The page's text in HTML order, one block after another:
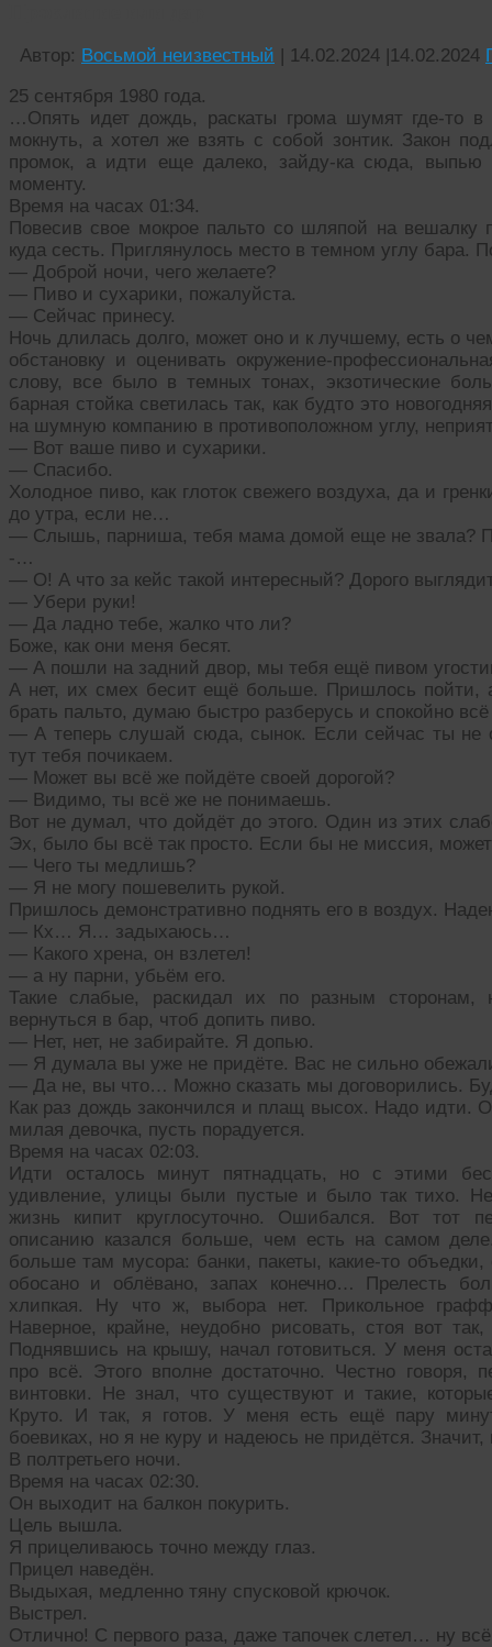
Автор: Восьмой неизвестный | 14.02.2024 |14.02.2024
25 сентября 1980 года.
…Опять идет дождь, раскаты грома шумят где-то
мокнуть, а хотел же взять с собой зонтик. Закон
промок, а идти еще далеко, зайду-ка сюда, выпью
моменту.
Время на часах 01:34.
Повесив свое мокрое пальто со шляпой на вешалку
куда сесть. Приглянулось место в темном углу бара.
— Доброй ночи, чего желаете?
— Пиво и сухарики, пожалуйста.
— Сейчас принесу.
Ночь длилась долго, может оно и к лучшему, есть о
обстановку и оценивать окружение-
слову, все было в темных тонах, экзотические
барная стойка светилась так, как будто это
на шумную компанию в противоположном углу,
— Вот ваше пиво и сухарики.
— Спасибо.
Холодное пиво, как глоток свежего воздуха, да и
до утра, если не…
— Слышь, парниша, тебя мама домой еще не звала?
-…
— О! А что за кейс такой интересный? Дорого
— Убери руки!
— Да ладно тебе, жалко что ли?
Боже, как они меня бесят.
— А пошли на задний двор, мы тебя ещё пивом
А нет, их смех бесит ещё больше. Пришлось пойти,
брать пальто, думаю быстро разберусь и спокойно
— А теперь слушай сюда, сынок. Если сейчас ты не
тут тебя почикаем.
— Может вы всё же пойдёте своей дорогой?
— Видимо, ты всё же не понимаешь.
Вот не думал, что дойдёт до этого. Один из этих
Эх, было бы всё так просто. Если бы не миссия,
— Чего ты медлишь?
— Я не могу пошевелить рукой.
Пришлось демонстративно поднять его в воздух.
— Кх… Я… задыхаюсь…
— Какого хрена, он взлетел!
— а ну парни, убьём его.
Такие слабые, раскидал их по разным
вернуться в бар, чтоб допить пиво.
— Нет, нет, не забирайте. Я допью.
— Я думала вы уже не придёте. Вас не сильно
— Да не, вы что… Можно сказать мы договорились.
Как раз дождь закончился и плащ высох. Надо идти.
милая девочка, пусть порадуется.
Время на часах 02:03.
Идти осталось минут пятнадцать, но с этими
удивление, улицы были пустые и было так тихо.
жизнь кипит круглосуточно. Ошибался. Вот тот
описанию казался больше, чем есть на самом
больше там мусора: банки, пакеты, какие-то
обосано и облёвано, запах конечно… Прелесть
хлипкая. Ну что ж, выбора нет. Прикольное
Наверное, крайне, неудобно рисовать, стоя вот
Поднявшись на крышу, начал готовиться. У меня
про всё. Этого вполне достаточно. Честно говоря,
винтовки. Не знал, что существуют и такие,
Круто. И так, я готов. У меня есть ещё пару
боевиках, но я не куру и надеюсь не придётся.
В полтретьего ночи.
Время на часах 02:30.
Он выходит на балкон покурить.
Цель вышла.
Я прицеливаюсь точно между глаз.
Прицел наведён.
Выдыхая, медленно тяну спусковой крючок.
Выстрел.
Отлично! С первого раза, даже тапочек слетел… ну